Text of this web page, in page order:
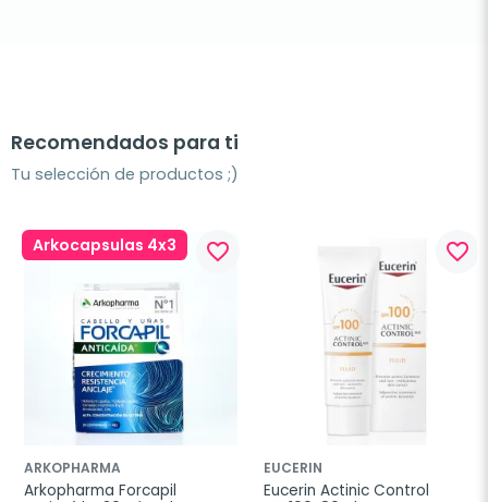
Recomendados para ti
Tu selección de productos ;)
Arkocapsulas 4x3 favorite_border
ARKOPHARMA
Arkopharma Forcapil
favorite_border
EUCERIN
Eucerin Actinic Control